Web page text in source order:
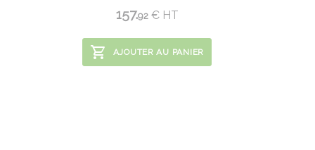
157.92 €HT
AJOUTER AU PANIER